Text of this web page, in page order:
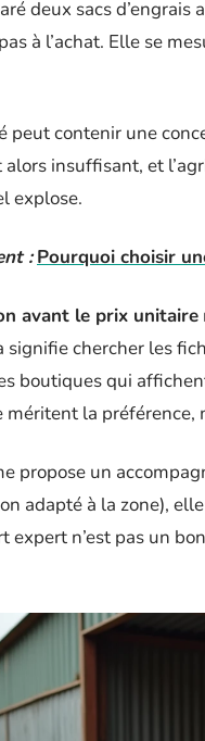
deux sacs d’engrais
à l’achat. Elle se
peut contenir une
insuffisant, et
explose.
: Pourquoi choisir
avant le prix unitaire
signifie chercher les
boutiques qui
la
propose un
adapté à la zone),
expert n’est pas un